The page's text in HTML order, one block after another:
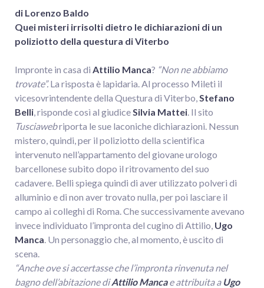
di Lorenzo Baldo
Quei misteri irrisolti dietro le dichiarazioni di un
poliziotto della questura di Viterbo
Impronte in casa di Attilio Manca? “Non ne abbiamo
trovate”.La risposta è lapidaria. Al processo Mileti il
vicesovrintendente della Questura di Viterbo,Stefano
Belli, risponde così al giudiceSilvia Mattei. Il sito
Tusciawebriporta le sue laconiche dichiarazioni. Nessun
mistero, quindi, per il poliziotto della scientifica
intervenuto nell’appartamento del giovane urologo
barcellonese subito dopo il ritrovamento del suo
cadavere. Belli spiega quindi di aver utilizzato polveri di
alluminio e di non aver trovato nulla, per poi lasciare il
campo ai colleghi di Roma. Che successivamente avevano
invece individuato l’impronta del cugino di Attilio, Ugo
Manca. Un personaggio che, al momento, è uscito di
scena.
“Anche ove si accertasse che l’impronta rinvenuta nel
bagno dell’abitazione diAttilio Mancae attribuita aUgo